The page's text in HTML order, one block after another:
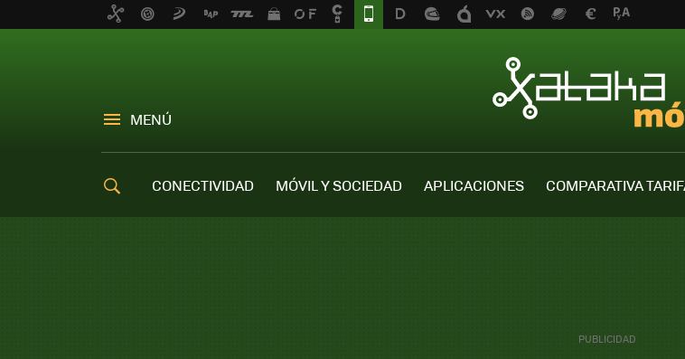
MENÚ
CONECTIVIDAD MÓVIL Y SOCIEDAD APLICACIONES COMPARATIVA